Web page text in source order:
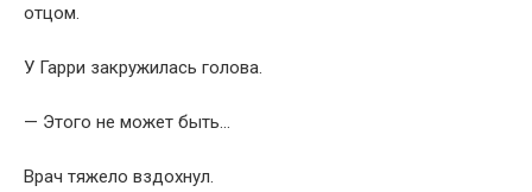
отцом.
У Гарри закружилась голова.
— Этого не может быть…
Врач тяжело вздохнул.